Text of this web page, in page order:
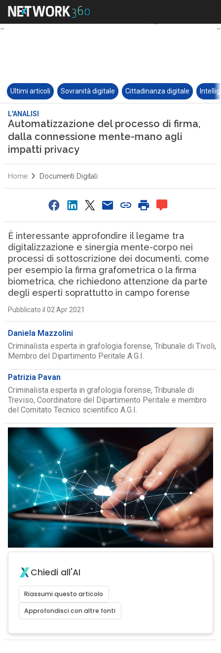
Ultimi articoli Sovranità digitale Cittadinanza digitale
L'ANALISI
Automatizzazione del processo di firma,
dalla connessione mente-mano agli
impatti privacy
Home Documenti Digitali
È interessante approfondire il legame tra
digitalizzazione e sinergia mente-corpo nei
processi di sottoscrizione dei documenti, come
per esempio la firma grafometrica o la firma
biometrica, che richiedono attenzione da parte
degli esperti soprattutto in campo forense
Pubblicato il 02 Apr 2021
Daniela Mazzolini
Criminalista esperta in grafologia forense, Tribunale di Tivoli,
Membro del Dipartimento Peritale A.G.I.
Patrizia Pavan
Criminalista esperta in grafologia forense, Tribunale di
Treviso, Coordinatore del Dipartimento Peritale e membro
del Comitato Tecnico scientifico A.G.I.
Chiedi all'AI
Riassumi questo articolo
Approfondisci con altre fonti